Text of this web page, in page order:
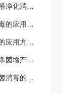
装饰装修使用臭氧发生器进行甲醛净化消毒的应用方案 2024-05-17
汽车使用臭氧发生器进行杀菌消毒的应用方案 2024-05-17
家用臭氧发生器在空气净化消毒的应用方案 2024-05-17
食用菌培植使用臭氧发生器进行杀菌增产的应用方案 2024-05-17
农业种植使用臭氧发生器进行杀菌消毒的应用方案 2024-05-17